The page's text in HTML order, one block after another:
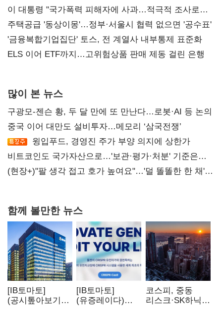
총선 지휘 못해"
이 대통령 "국가폭력 피해자에 사과…적극적 조사로
진실 밝혀야"
주택공급 '동상이몽'…정부·서울시 협력 없으면 '공수표'
'금융복합기업집단' 토스, 전 계열사 내부통제 표준화
ELS 이어 ETF까지…고위험상품 판매 제동 걸린 은행
많이 본 뉴스
구광모-젠슨 황, 두 달 만에 또 만난다…로봇·AI 등 논의
중국 이어 대만도 설비투자…메모리 ‘삼국전쟁’
윙입푸드, 경영진 주가 부양 의지에 상한가
비트코인도 국가자산으로…'보관·평가·처분' 기준은
숙제
(현장+)"팔 생각 접고 호가 높여요"…'덜 똘똘한 한 채'
함께 볼만한 뉴스
[IB토마토]
(공시톺아보기)
[IB토마토]
(유증레이다)
코스피, 중동
리스크·SK하닉